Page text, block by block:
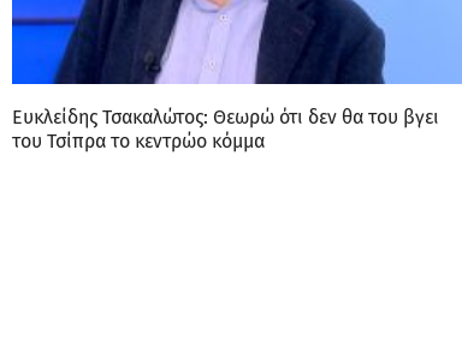
Ευκλείδης Τσακαλώτος: Θεωρώ ότι δεν θα του βγει
του Τσίπρα το κεντρώο κόμμα